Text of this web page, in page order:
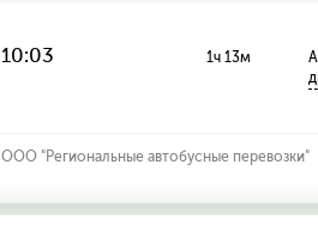
10:03 1ч 13м
ООО "Региональные автобусные перевозки"